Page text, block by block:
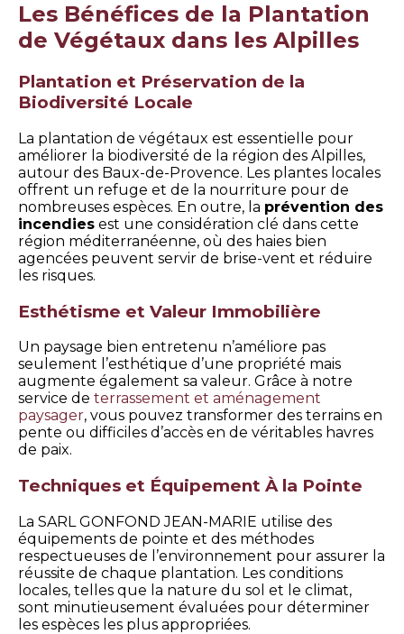
Les Bénéfices de la Plantation
de Végétaux dans les Alpilles
Plantation et Préservation de la
Biodiversité Locale
La plantation de végétaux est essentielle pour
améliorer la biodiversité de la région des Alpilles,
autour des Baux-de-Provence. Les plantes locales
offrent un refuge et de la nourriture pour de
nombreuses espèces. En outre, la prévention des
incendies est une considération clé dans cette
région méditerranéenne, où des haies bien
agencées peuvent servir de brise-vent et réduire
les risques.
Esthétisme et Valeur Immobilière
Un paysage bien entretenu n’améliore pas
seulement l’esthétique d’une propriété mais
augmente également sa valeur. Grâce à notre
service de terrassement et aménagement
paysager, vous pouvez transformer des terrains en
pente ou difficiles d’accès en de véritables havres
de paix.
Techniques et Équipement À la Pointe
La SARL GONFOND JEAN-MARIE utilise des
équipements de pointe et des méthodes
respectueuses de l’environnement pour assurer la
réussite de chaque plantation. Les conditions
locales, telles que la nature du sol et le climat,
sont minutieusement évaluées pour déterminer
les espèces les plus appropriées.